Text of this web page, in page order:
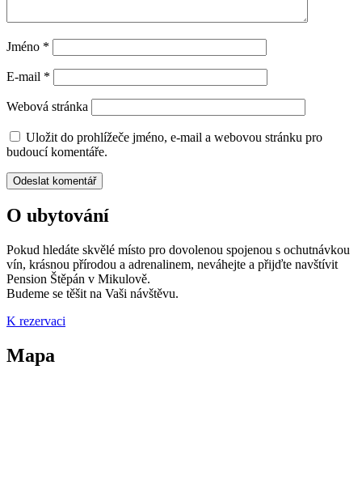
Jméno *
E-mail *
Webová stránka
Uložit do prohlížeče jméno, e-mail a webovou stránku pro
budoucí komentáře.
O ubytování
Pokud hledáte skvělé místo pro dovolenou spojenou s ochutnávkou
vín, krásnou přírodou a adrenalinem, neváhejte a přijďte navštívit
Pension Štěpán v Mikulově.
Budeme se těšit na Vaši návštěvu.
K rezervaci
Mapa